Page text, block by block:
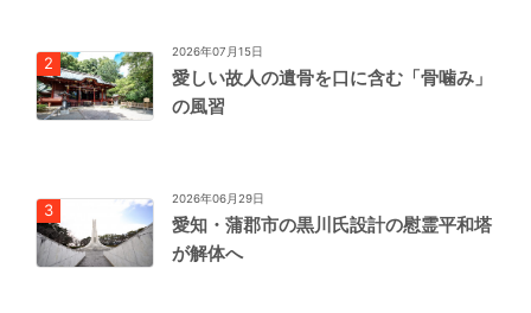
2026年07月15日
愛しい故人の遺骨を口に含む「骨噛み」
の風習
2026年06月29日
愛知・蒲郡市の黒川氏設計の慰霊平和塔
が解体へ